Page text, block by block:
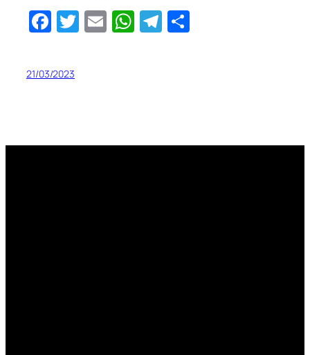
Facebook
Twitter
EmailWhatsApp
Telegram
21/03/2023